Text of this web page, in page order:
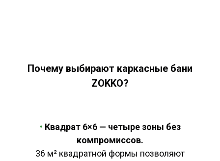
Почему выбирают каркасные бани
ZOKKO?
• Квадрат 6×6 — четыре зоны без
компромиссов.
36 м² квадратной формы позволяют